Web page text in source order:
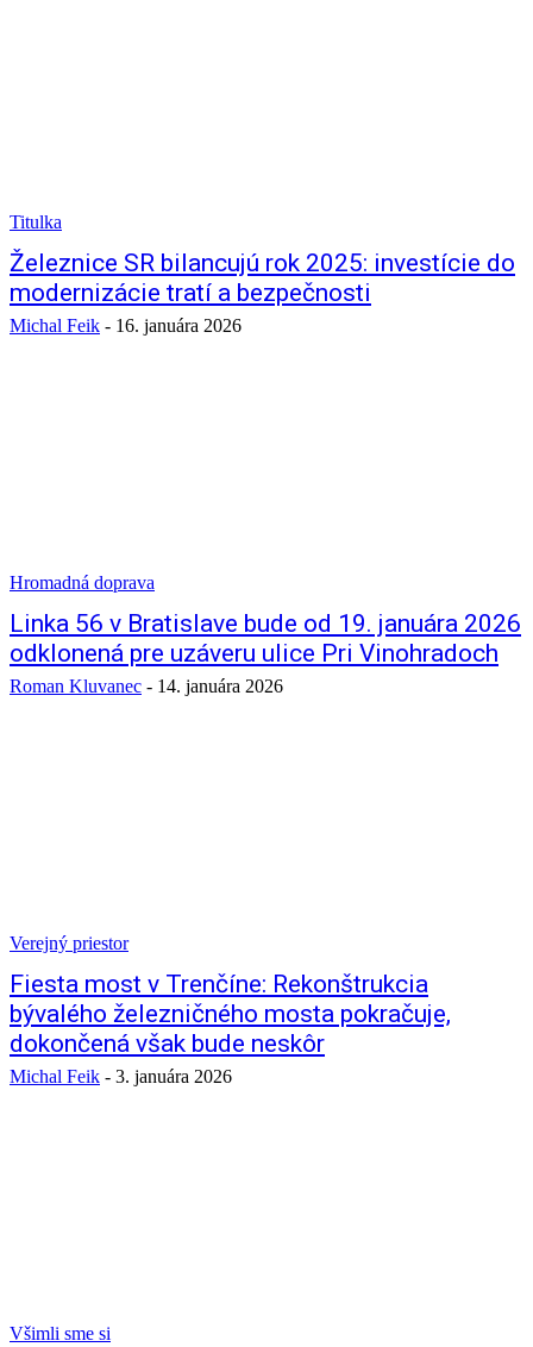
Titulka
Železnice SR bilancujú rok 2025: investície do
modernizácie tratí a bezpečnosti
Michal Feik - 16. januára 2026
Hromadná doprava
Linka 56 v Bratislave bude od 19. januára 2026
odklonená pre uzáveru ulice Pri Vinohradoch
Roman Kluvanec - 14. januára 2026
Verejný priestor
Fiesta most v Trenčíne: Rekonštrukcia
bývalého železničného mosta pokračuje,
dokončená však bude neskôr
Michal Feik - 3. januára 2026
Všimli sme si